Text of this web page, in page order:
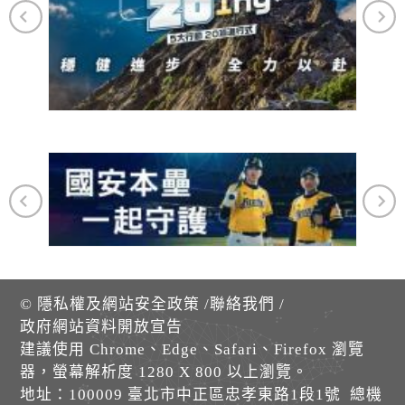
© 隱私權及網站安全政策 /聯絡我們 /
政府網站資料開放宣告
建議使用 Chrome、Edge、Safari、Firefox 瀏覽
器，螢幕解析度 1280 X 800 以上瀏覽。
地址：100009 臺北市中正區忠孝東路1段1號 總機